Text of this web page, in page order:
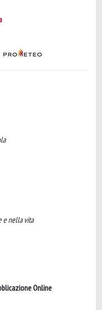
e nella vita
Online